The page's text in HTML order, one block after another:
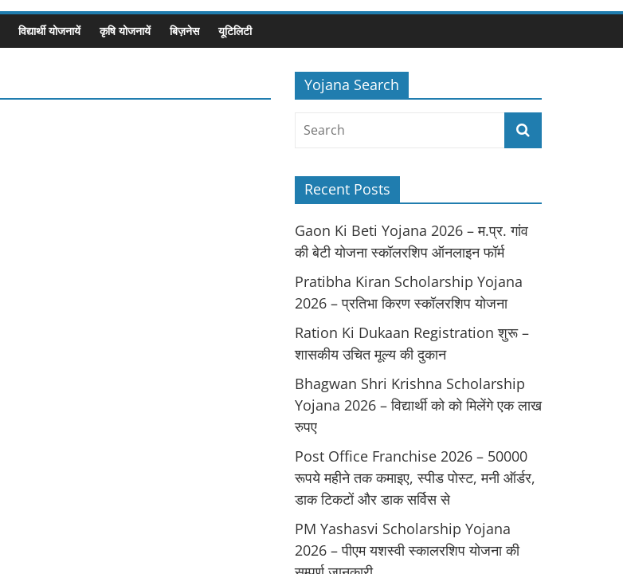
विद्यार्थी योजनायें कृषि योजनायें बिज़नेस यूटिलिटी
Yojana Search
Recent Posts
Gaon Ki Beti Yojana 2026 – म.प्र. गांव
की बेटी योजना स्कॉलरशिप ऑनलाइन फॉर्म
Pratibha Kiran Scholarship Yojana
2026 – प्रतिभा किरण स्कॉलरशिप योजना
Ration Ki Dukaan Registration शुरू –
शासकीय उचित मूल्य की दुकान
Bhagwan Shri Krishna Scholarship
Yojana 2026 – विद्यार्थी को को मिलेंगे एक लाख
रुपए
Post Office Franchise 2026 – 50000
रूपये महीने तक कमाइए, स्पीड पोस्ट, मनी ऑर्डर,
डाक टिकटों और डाक सर्विस से
PM Yashasvi Scholarship Yojana
2026 – पीएम यशस्वी स्कालरशिप योजना की